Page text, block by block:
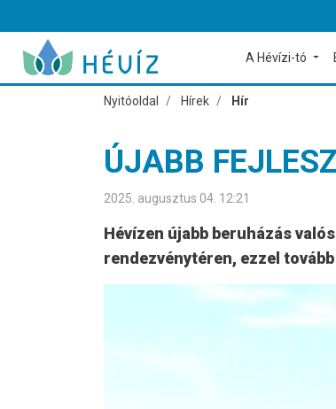
A Hévízi-tó
Nyitóoldal Hírek Hír
ÚJABB
2025. augusztus 04. 12:21
Hévízen újabb beruházás
rendezvénytéren, ezzel